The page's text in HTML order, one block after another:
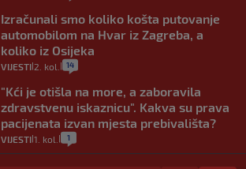
Izračunali smo koliko košta putovanje
automobilom na Hvar iz Zagreba, a
koliko iz Osijeka
VIJESTI 2. kol. 14
"Kći je otišla na more, a zaboravila
zdravstvenu iskaznicu". Kakva su prava
pacijenata izvan mjesta prebivališta?
VIJESTI 1. kol. 1
Provjerili smo "što ćemo onda" ako